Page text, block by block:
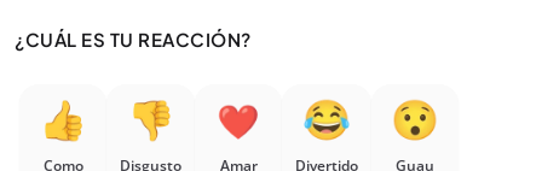
¿CUÁL ES TU REACCIÓN?
Como Disgusto Amar Divertido Guau